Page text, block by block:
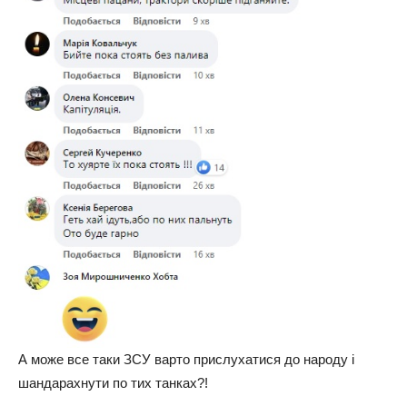
А може все таки ЗСУ варто прислухатися до народу і
шандарахнути по тих танках?!